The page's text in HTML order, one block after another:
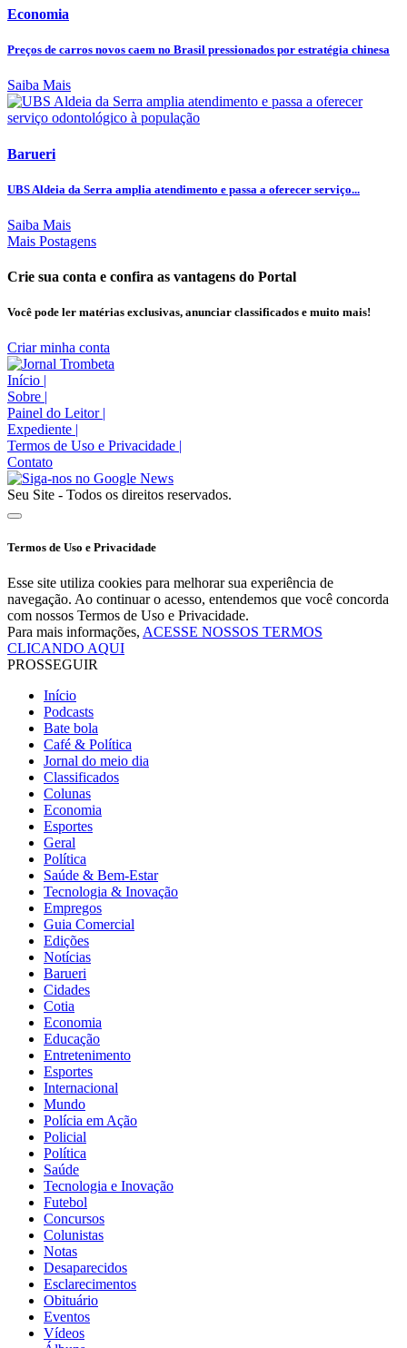
Economia
Preços de carros novos caem no Brasil pressionados por estratégia chinesa
Saiba Mais
Barueri
UBS Aldeia da Serra amplia atendimento e passa a oferecer serviço...
Saiba Mais
Mais Postagens
Crie sua conta e confira as vantagens do Portal
Você pode ler matérias exclusivas, anunciar classificados e muito mais!
Criar minha conta
Início
Sobre
Painel do Leitor
Expediente
Termos de Uso e Privacidade
Contato
Seu Site - Todos os direitos reservados.
Termos de Uso e Privacidade
Esse site utiliza cookies para melhorar sua experiência de
navegação. Ao continuar o acesso, entendemos que você concorda
com nossos Termos de Uso e Privacidade.
Para mais informações, ACESSE NOSSOS TERMOS
CLICANDO AQUI
PROSSEGUIR
Início
Podcasts
Bate bola
Café & Política
Jornal do meio dia
Classificados
Colunas
Economia
Esportes
Geral
Política
Saúde & Bem-Estar
Tecnologia & Inovação
Empregos
Guia Comercial
Edições
Notícias
Barueri
Cidades
Cotia
Economia
Educação
Entretenimento
Esportes
Internacional
Mundo
Polícia em Ação
Policial
Política
Saúde
Tecnologia e Inovação
Futebol
Concursos
Colunistas
Notas
Desaparecidos
Esclarecimentos
Obituário
Eventos
Vídeos